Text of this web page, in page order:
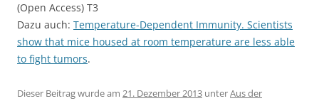
(Open Access) T3
Dazu auch: Temperature-Dependent Immunity. Scientists
show that mice housed at room temperature are less able
to fight tumors.
Dieser Beitrag wurde am 21. Dezember 2013 unterAus der